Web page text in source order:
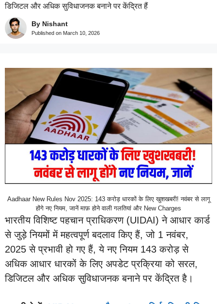
डिजिटल और अधिक सुविधाजनक बनाने पर केंद्रित हैं
By Nishant
Published on March 10, 2026
Aadhaar New Rules Nov 2025: 143 करोड़ धारकों के लिए खुशखबरी! नवंबर से लागू
होंगे नए नियम, जानें माफ़ होने वाली गलतियां और New Charges
भारतीय विशिष्ट पहचान प्राधिकरण (UIDAI) ने आधार कार्ड
से जुड़े नियमों में महत्वपूर्ण बदलाव किए हैं, जो 1 नवंबर,
2025 से प्रभावी हो गए हैं, ये नए नियम 143 करोड़ से
अधिक आधार धारकों के लिए अपडेट प्रक्रिया को सरल,
डिजिटल और अधिक सुविधाजनक बनाने पर केंद्रित है।